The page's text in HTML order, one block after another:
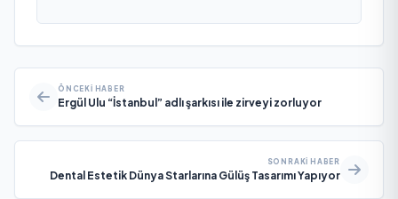
ÖNCEKI HABER
Ergül Ulu “İstanbul” adlı şarkısı ile zirveyi zorluyor
SONRAKI HABER
Dental Estetik Dünya Starlarına Gülüş Tasarımı Yapıyor